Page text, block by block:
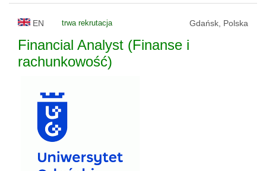
EN trwa rekrutacja Gdańsk, Polska
Financial Analyst (Finanse i
rachunkowość)